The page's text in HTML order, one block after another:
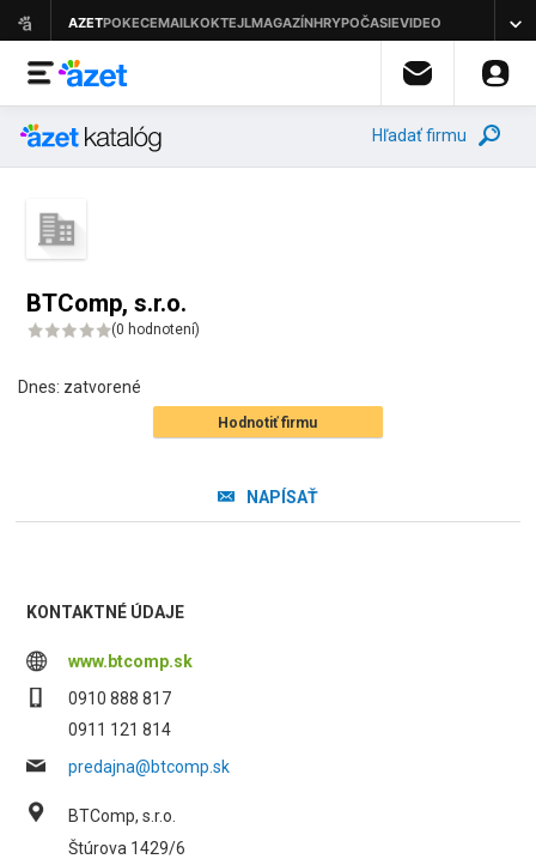
Hľadať firmu
BTComp, s.r.o.
(0 hodnotení)
Dnes: zatvorené
Hodnotiť firmu
NAPÍSAŤ
KONTAKTNÉ ÚDAJE
www.btcomp.sk
0910 888 817
0911 121 814
predajna@btcomp.sk
BTComp, s.r.o.
Štúrova 1429/6